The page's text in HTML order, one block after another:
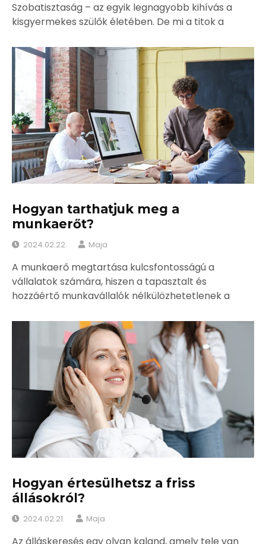
Szobatisztaság – az egyik legnagyobb kihívás a
kisgyermekes szülők életében. De mi a titok a
Hogyan tarthatjuk meg a
munkaerőt?
2024.02.22. Maja
A munkaerő megtartása kulcsfontosságú a
vállalatok számára, hiszen a tapasztalt és
hozzáértő munkavállalók nélkülözhetetlenek a
Hogyan értesülhetsz a friss
állásokról?
2024.02.21. Maja